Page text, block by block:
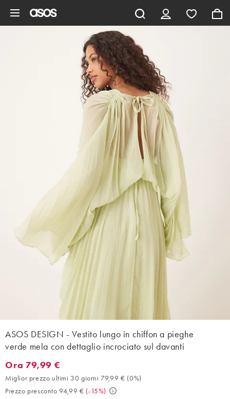
ASOS DESIGN - Vestito lungo in chiffon a pieghe
verde mela con dettaglio incrociato sul davanti
Ora 79,99 €. Miglior prezzo ultimi 30 giorni 79,99 € (0%).
Ora 79,99 €
Miglior prezzo ultimi 30 giorni 79,99 € (0%)
Prezzo presconto 94,99 € (-15%)